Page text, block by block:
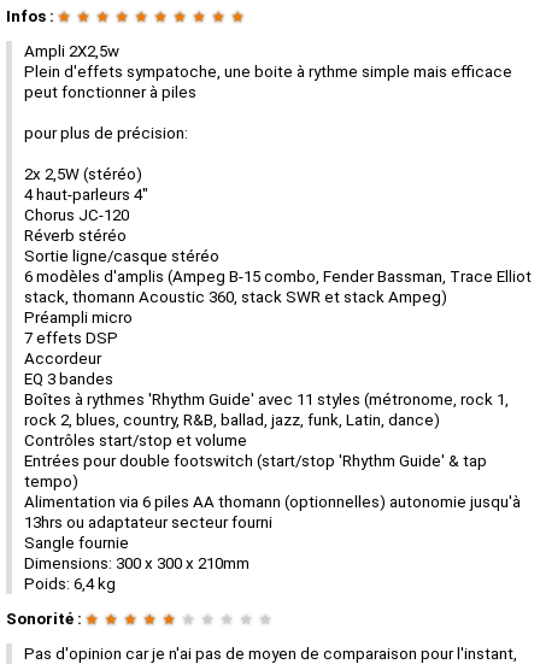
Infos : ★ ★ ★ ★ ★ ★ ★ ★ ★ ★
Ampli 2X2,5w
Plein d'effets sympatoche, une boite à rythme simple mais efficace
peut fonctionner à piles
pour plus de précision:
2x 2,5W (stéréo)
4 haut-parleurs 4"
Chorus JC-120
Réverb stéréo
Sortie ligne/casque stéréo
6 modèles d'amplis (Ampeg B-15 combo, Fender Bassman, Trace Elliot
stack, thomann Acoustic 360, stack SWR et stack Ampeg)
Préampli micro
7 effets DSP
Accordeur
EQ 3 bandes
Boîtes à rythmes 'Rhythm Guide' avec 11 styles (métronome, rock 1,
rock 2, blues, country, R&B, ballad, jazz, funk, Latin, dance)
Contrôles start/stop et volume
Entrées pour double footswitch (start/stop 'Rhythm Guide' & tap
tempo)
Alimentation via 6 piles AA thomann (optionnelles) autonomie jusqu'à
13hrs ou adaptateur secteur fourni
Sangle fournie
Dimensions: 300 x 300 x 210mm
Poids: 6,4 kg
Sonorité : ★ ★ ★ ★ ★ ★ ★ ★ ★ ★
Pas d'opinion car je n'ai pas de moyen de comparaison pour l'instant,